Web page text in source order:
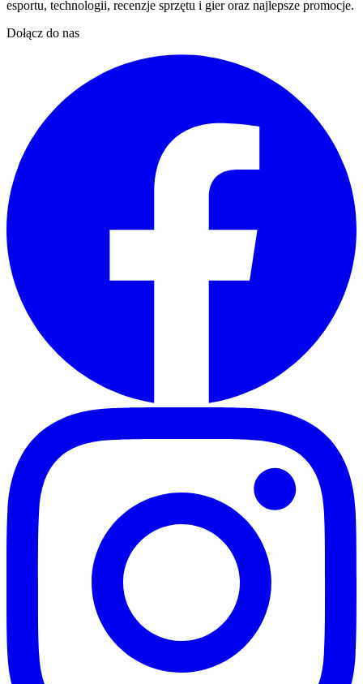
esportu, technologii, recenzje sprzętu i gier oraz najlepsze promocje.
Dołącz do nas